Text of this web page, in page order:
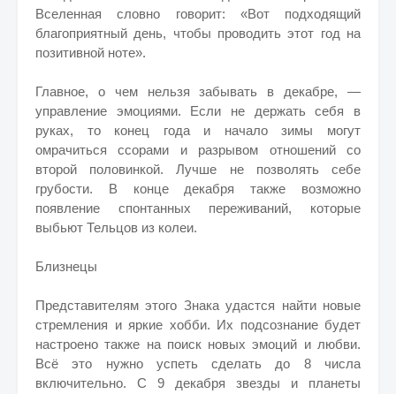
Вселенная словно говорит: «Вот подходящий
благоприятный день, чтобы проводить этот год на
позитивной ноте».
Главное, о чем нельзя забывать в декабре, —
управление эмоциями. Если не держать себя в
руках, то конец года и начало зимы могут
омрачиться ссорами и разрывом отношений со
второй половинкой. Лучше не позволять себе
грубости. В конце декабря также возможно
появление спонтанных переживаний, которые
выбьют Тельцов из колеи.
Близнецы
Представителям этого Знака удастся найти новые
стремления и яркие хобби. Их подсознание будет
настроено также на поиск новых эмоций и любви.
Всё это нужно успеть сделать до 8 числа
включительно. С 9 декабря звезды и планеты